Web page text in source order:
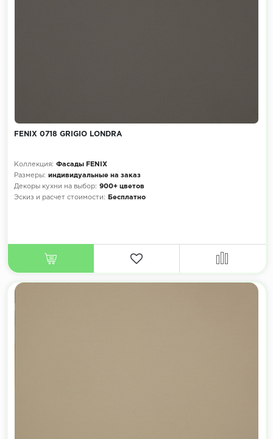
FENIX 0718 GRIGIO LONDRA
Коллекция: Фасады FENIX
Размеры: индивидуальные на заказ
Декоры кухни на выбор: 900+ цветов
Эскиз и расчет стоимости:
Бесплатно